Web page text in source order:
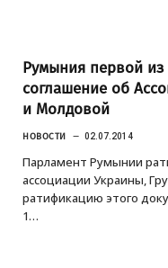
Румыния первой
соглашение об
и Молдовой
НОВОСТИ 02.07.2014
Парламент Румынии
ассоциации Украины,
ратификацию этого
1…